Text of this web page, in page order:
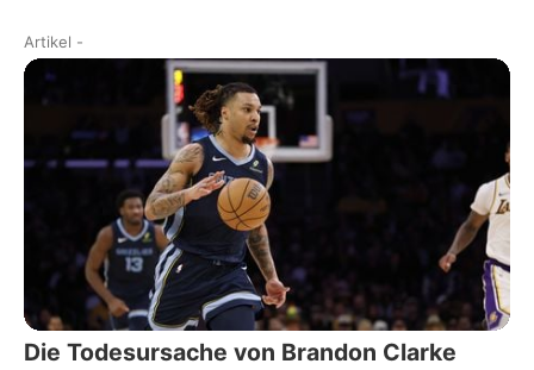
Artikel -
Die Todesursache von Brandon Clarke